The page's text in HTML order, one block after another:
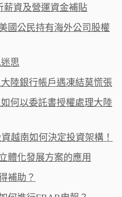
薪資及營運資金補貼
國公民持有海外公司股權
思
陸銀行帳戶遇凍結莫慌張
何以委託書授權處理大陸
越南如何決定投資架構！
體化發展方案的應用
補助？